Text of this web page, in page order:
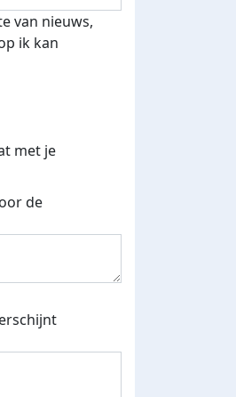
van nieuws,
ik kan
met je
de